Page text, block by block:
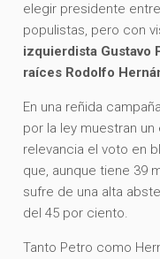
elegir presidente
populistas, pero con
izquierdista Gustavo
raíces Rodolfo
En una reñida
por la ley muestran
relevancia el voto en
que, aunque tiene 39
sufre de una alta
del 45 por ciento.
Tanto Petro como